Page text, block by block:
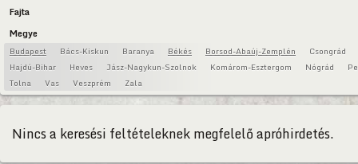
Fajta
Megye
Budapest Bács-Kiskun Baranya Békés Borsod-Abaúj-Zemplén
Csongrád
Hajdú-Bihar
Heves Jász-Nagykun-Szolnok Komárom-Esztergom Nógrád
Tolna
Vas Veszprém Zala
Nincs a keresési feltételeknek megfelelő apróhirdetés.